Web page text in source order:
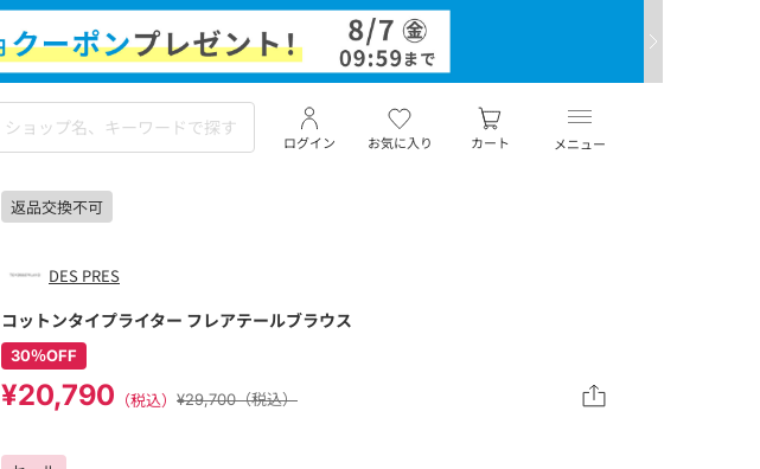
メニュー
お気に入り
ログイン カート
返品交換不可
DES PRES
コットンタイプライター フレアテールブラウス
30％OFF
¥20,790 （税込） ¥29,700（税込）